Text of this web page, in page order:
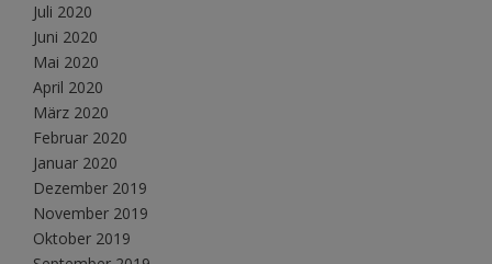
Juli 2020
Juni 2020
Mai 2020
April 2020
März 2020
Februar 2020
Januar 2020
Dezember 2019
November 2019
Oktober 2019